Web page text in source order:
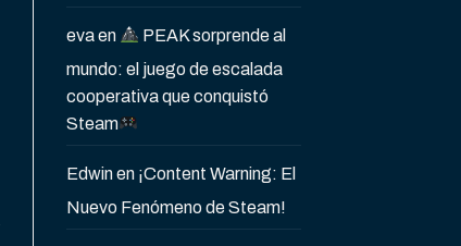
evaen
PEAK sorprende al
mundo: el juego de escalada
cooperativa que conquistó
Steam
Edwinen ¡Content Warning: El
Nuevo Fenómeno de Steam!